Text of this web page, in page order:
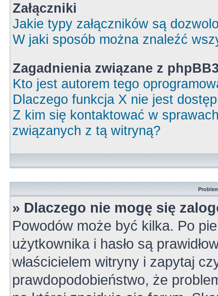
Załączniki
Jakie typy załączników są
W jaki sposób można znaleźć
Zagadnienia związane z
Kto jest autorem tego
Dlaczego funkcja X nie jest
Z kim się kontaktować w
związanych z tą witryną?
» Dlaczego nie mogę się
Powodów może być kilka. Po
użytkownika i hasło są
właścicielem witryny i zapytaj
prawdopodobieństwo, że